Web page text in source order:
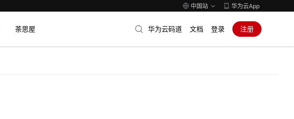
中国站 华为云App
茶思屋 华为云码道 文档 登录 注册